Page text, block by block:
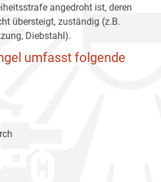
angedroht ist, deren
übersteigt, zuständig (z.B.
Diebstahl).
umfasst folgende